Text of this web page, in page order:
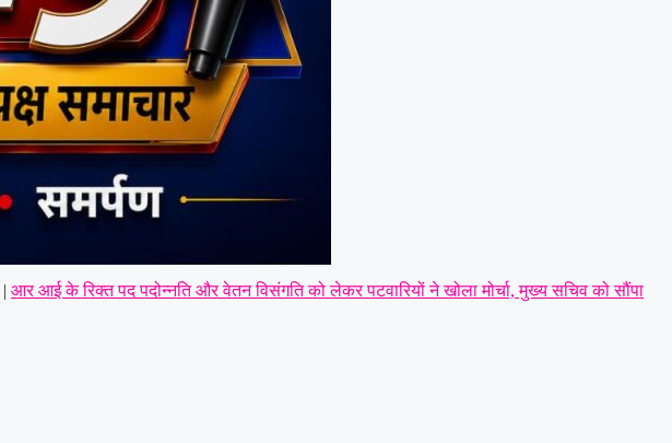
| आर आई के रिक्त पद पदोन्नति और वेतन विसंगति को लेकर पटवारियों ने खोला मोर्चा, मुख्य सचिव को सौंपा